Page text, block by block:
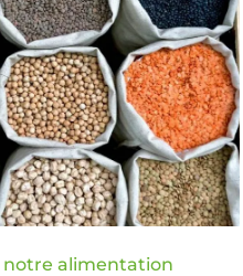
notre alimentation